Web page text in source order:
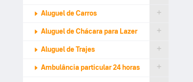
Aluguel de Carros
Aluguel de Chácara para Lazer
Aluguel de Trajes
Ambulância particular 24 horas